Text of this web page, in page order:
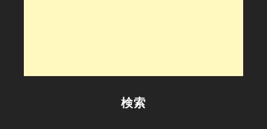
検索